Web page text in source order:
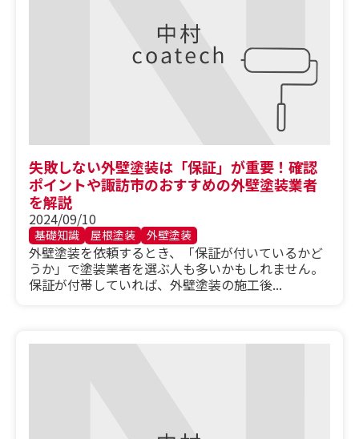
失敗しない外壁塗装は「保証」が重要！確認
ポイントや諏訪市のおすすめの外壁塗装業者
を解説
2024/09/10
基礎知識 屋根塗装 外壁塗装
外壁塗装を依頼するとき、「保証が付いているかど
うか」で塗装業者を選ぶ人も多いかもしれません。
保証が付帯していれば、外壁塗装の施工後...